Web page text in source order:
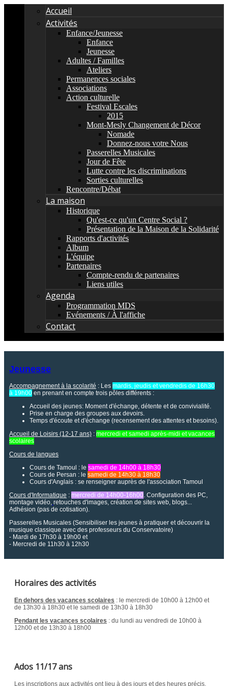
Accueil
Activités
Enfance/Jeunesse
Enfance
Jeunesse
Adultes / Familles
Ateliers
Permanences sociales
Associations
Action culturelle
Festival Escales
2015
Mont-Mesly Changement de Décor
Nomade
Donnez-nous votre Nous
Passerelles Musicales
Jour de Fête
Lutte contre les discriminations
Sorties culturelles
Rencontre/Débat
La maison
Historique
Qu'est-ce qu'un Centre Social ?
Présentation de la Maison de la Solidarité
Rapports d'activités
Album
L'équipe
Partenaires
Compte-rendu de partenaires
Liens utiles
Agenda
Programmation MDS
Evénements / À l'affiche
Contact
Jeunesse
Accompagnement à la scolarité : Les mardis, jeudis et vendredis de 16h30
à 19h00 en prenant en compte trois pôles différents :
Accueil des jeunes: Moment d'échange, détente et de convivialité.
Prise en charge des groupes aux devoirs.
Temps d'écoute et d'échange (recensement des attentes et besoins).
Accueil de Loisirs (12-17 ans) : mercredi et samedi après-midi et vacances
scolaires
Cours de langues
Cours de Tamoul : le samedi de 14h00 à 18h30
Cours de Persan : le samedi de 14h30 à 18h30
Cours d'Anglais : se renseigner auprès de l'association Tamoul
Cours d'Informatique : mercredi de 14h00-16h00. Configuration des PC,
montage vidéo, retouches d'images, création de sites web, blogs...
Adhésion (pas de cotisation).
Passerelles Musicales (Sensibiliser les jeunes à pratiquer et découvrir la
musique classique avec des professeurs du Conservatoire)
- Mardi de 17h30 à 19h00 et
- Mercredi de 11h30 à 12h30
Horaires des activités
En dehors des vacances scolaires : le mercredi de 10h00 à 12h00 et
de 13h30 à 18h30 et le samedi de 13h30 à 18h30
Pendant les vacances scolaires : du lundi au vendredi de 10h00 à
12h00 et de 13h30 à 18h00
Ados 11/17 ans
Les inscriptions aux activités ont lieu à des jours et des heures précis.